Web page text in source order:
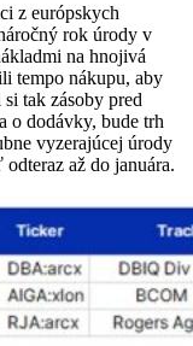
z európskych
rok úrody v
na hnojivá
tempo nákupu, aby
tak zásoby pred
o dodávky, bude trh
vyzerajúcej úrody
až do januára.